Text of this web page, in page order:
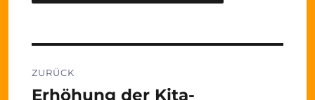
ZURÜCK
Vorheriger
Erhöhung der Kita-